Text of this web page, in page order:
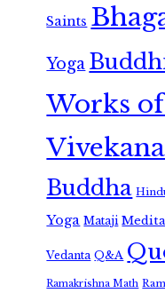
Saints
Yoga
Works
Buddha
Yoga Mataji
Vedanta Q&A
Ramakrishna Math